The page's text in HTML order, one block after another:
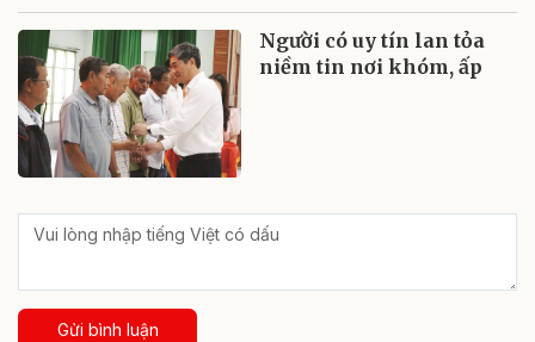
Người có uy tín lan tỏa
niềm tin nơi khóm, ấp
Gửi bình luận